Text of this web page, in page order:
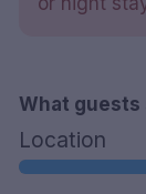
What guests
Location